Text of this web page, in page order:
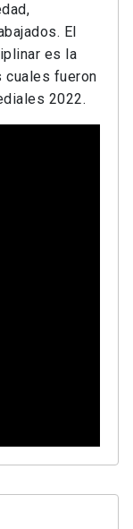
El
es la
cuales fueron
2022.